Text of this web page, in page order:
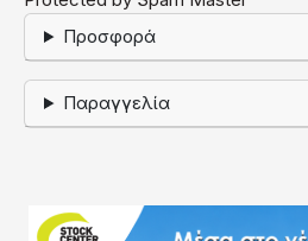
Προσφορά
Παραγγελία